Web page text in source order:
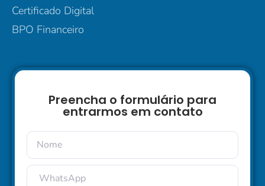
Certificado Digital
BPO Financeiro
Preencha o formulário para
entrarmos em contato